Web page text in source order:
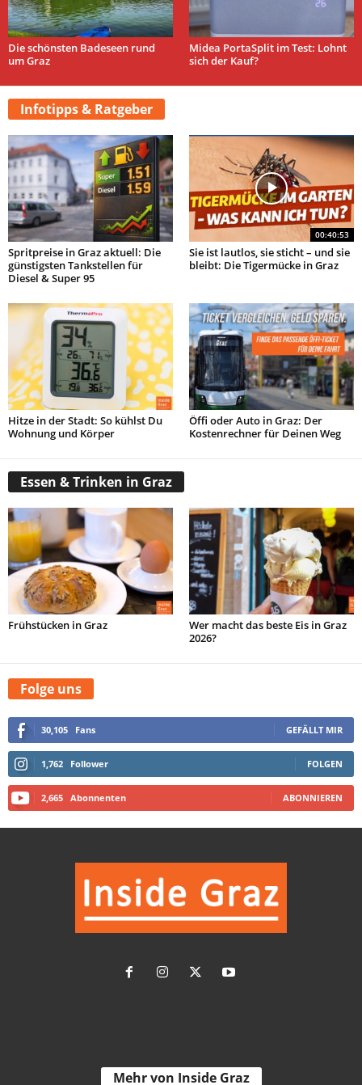
Die schönsten Badeseen rund
um Graz
Midea PortaSplit im Test: Lohnt
sich der Kauf?
Infotipps & Ratgeber
Spritpreise in Graz aktuell: Die
günstigsten Tankstellen für
Diesel & Super 95
00:40:53
Sie ist lautlos, sie sticht – und sie
bleibt: Die Tigermücke in Graz
Hitze in der Stadt: So kühlst Du
Wohnung und Körper
Öffi oder Auto in Graz: Der
Kostenrechner für Deinen Weg
Essen & Trinken in Graz
Frühstücken in Graz
Wer macht das beste Eis in Graz
2026?
Folge uns
30,105 Fans GEFÄLLT MIR
1,762 Follower FOLGEN
2,665 Abonnenten ABONNIEREN
Mehr von Inside Graz